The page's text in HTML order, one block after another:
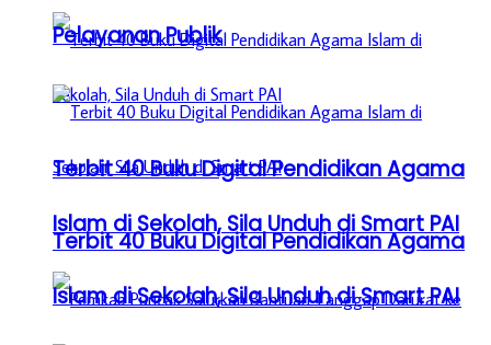
Terbit 40 Buku Digital Pendidikan Agama
Islam di Sekolah, Sila Unduh di Smart PAI
Pelayanan Publik
Terbit 40 Buku Digital Pendidikan Agama
Islam di Sekolah, Sila Unduh di Smart PAI